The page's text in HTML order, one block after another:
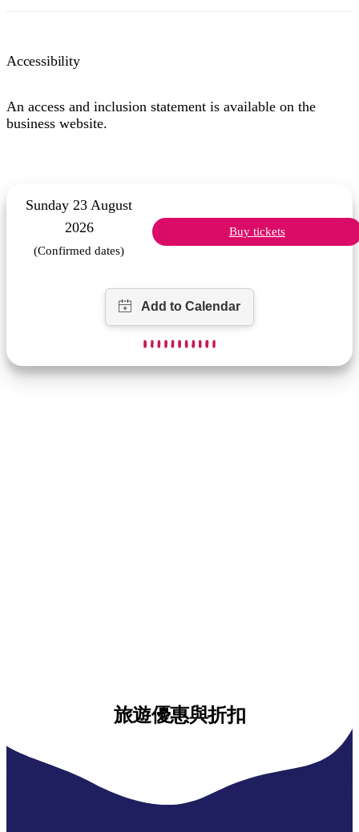
Accessibility
An access and inclusion statement is available on the
business website.
Sunday 23 August
2026
(Confirmed dates)
Buy tickets
旅遊優惠與折扣